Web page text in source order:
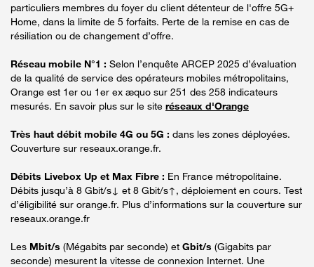
particuliers membres du foyer du client détenteur de l'offre 5G+
Home, dans la limite de 5 forfaits. Perte de la remise en cas de
résiliation ou de changement d’offre.
Réseau mobile N°1 : Selon l’enquête ARCEP 2025 d’évaluation
de la qualité de service des opérateurs mobiles métropolitains,
Orange est 1er ou 1er ex æquo sur 251 des 258 indicateurs
mesurés. En savoir plus sur le site réseaux d'Orange
Très haut débit mobile 4G ou 5G : dans les zones déployées.
Couverture sur reseaux.orange.fr.
Débits Livebox Up et Max Fibre : En France métropolitaine.
Débits jusqu’à 8 Gbit/s↓ et 8 Gbit/s↑, déploiement en cours. Test
d’éligibilité sur orange.fr. Plus d’informations sur la couverture sur
reseaux.orange.fr
Les Mbit/s (Mégabits par seconde) et Gbit/s (Gigabits par
seconde) mesurent la vitesse de connexion Internet. Une